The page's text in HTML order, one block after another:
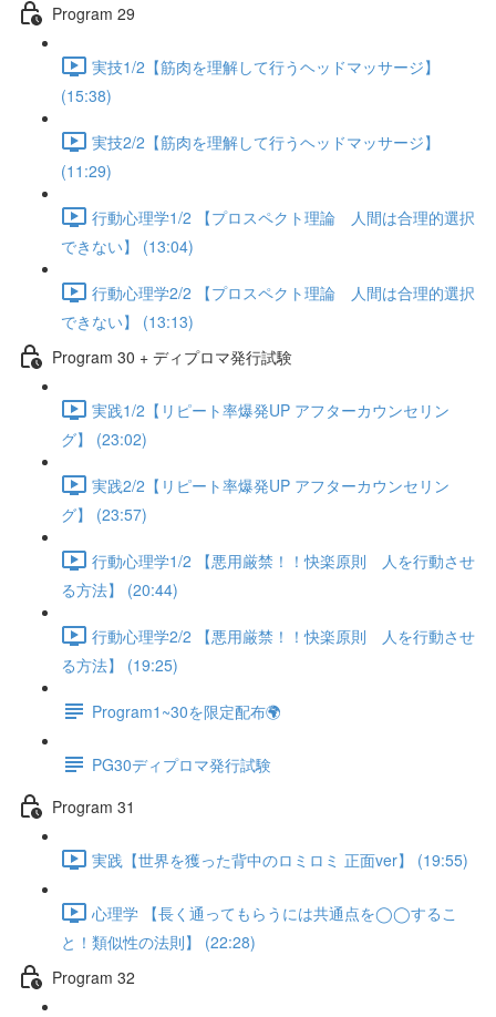
Program 29
実技1/2【筋肉を理解して行うヘッドマッサージ】
(15:38)
実技2/2【筋肉を理解して行うヘッドマッサージ】
(11:29)
行動心理学1/2 【プロスペクト理論 人間は合理的選択
できない】 (13:04)
行動心理学2/2 【プロスペクト理論 人間は合理的選択
できない】 (13:13)
Program 30 + ディプロマ発行試験
実践1/2【リピート率爆発UP アフターカウンセリン
グ】 (23:02)
実践2/2【リピート率爆発UP アフターカウンセリン
グ】 (23:57)
行動心理学1/2 【悪用厳禁！！快楽原則 人を行動させ
る方法】 (20:44)
行動心理学2/2 【悪用厳禁！！快楽原則 人を行動させ
る方法】 (19:25)
Program1~30を限定配布🌍
PG30ディプロマ発行試験
Program 31
実践【世界を獲った背中のロミロミ 正面ver】 (19:55)
心理学 【長く通ってもらうには共通点を◯◯するこ
と！類似性の法則】 (22:28)
Program 32